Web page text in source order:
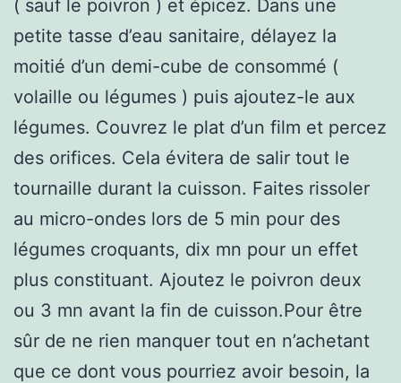
( sauf le poivron ) et épicez. Dans une
petite tasse d’eau sanitaire, délayez la
moitié d’un demi-cube de consommé (
volaille ou légumes ) puis ajoutez-le aux
légumes. Couvrez le plat d’un film et percez
des orifices. Cela évitera de salir tout le
tournaille durant la cuisson. Faites rissoler
au micro-ondes lors de 5 min pour des
légumes croquants, dix mn pour un effet
plus constituant. Ajoutez le poivron deux
ou 3 mn avant la fin de cuisson.Pour être
sûr de ne rien manquer tout en n’achetant
que ce dont vous pourriez avoir besoin, la